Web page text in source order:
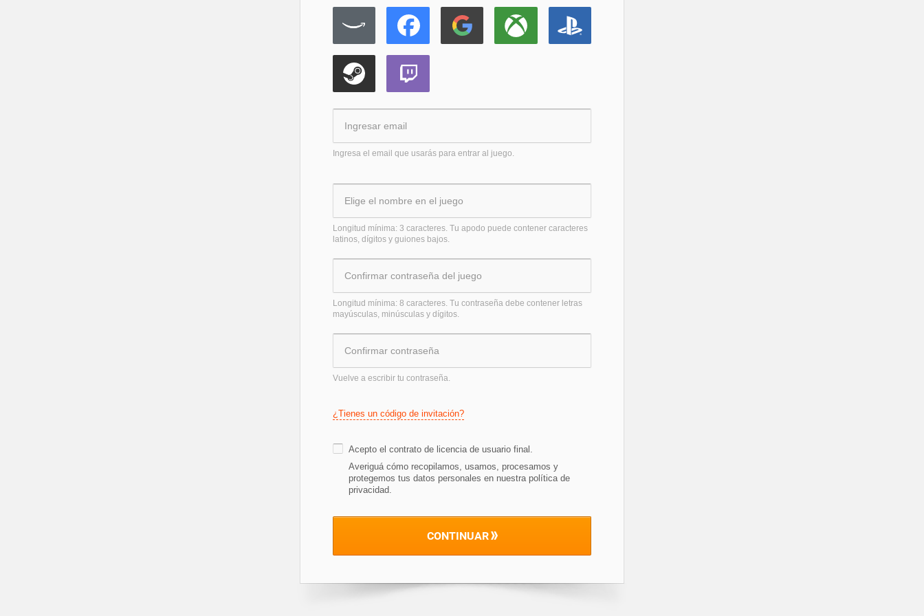
Ingresa el email que usarás para entrar al juego.
Longitud mínima: 3 caracteres. Tu apodo puede contener caracteres
latinos, dígitos y guiones bajos.
Longitud mínima: 8 caracteres. Tu contraseña debe contener letras
mayúsculas, minúsculas y dígitos.
Vuelve a escribir tu contraseña.
¿Tienes un código de invitación?
Acepto el contrato de licencia de usuario final .
Averiguá cómo recopilamos, usamos, procesamos y
protegemos tus datos personales en nuestra política de
privacidad.
CONTINUAR